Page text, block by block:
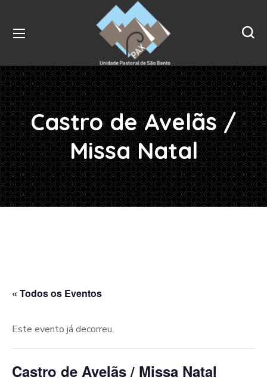
Castro de Avelãs /
Missa Natal
« Todos os Eventos
Este evento já decorreu.
Castro de Avelãs / Missa Natal